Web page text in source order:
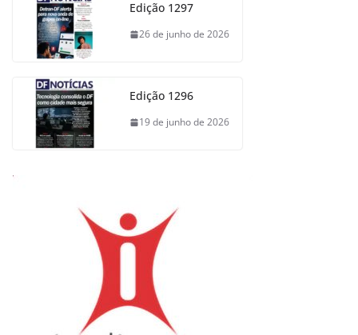
Edição 1297
26 de junho de 2026
Edição 1296
19 de junho de 2026